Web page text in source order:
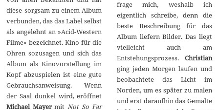
diese sorgsam zu einem Album
verbunden, das das Label selbst
als angelehnt an »Acid-Western
Filme« bezeichnet. Kino für die
Ohren sozusagen und sich das
Album als Kinovorstellung im
Kopf abzuspielen ist eine gute
Gebrauchsanweisung. Wenn
der Saal dunkel wird, eröffnet
Michael MayermitNot So Far
frage mich, weshalb ich
eigentlich schreibe, denn die
beste Beschreibung für das
Album liefern Bilder. Das liegt
vielleicht auch am
Entstehungsprozess. Christian
ging jeden Morgen laufen und
beobachtete das Licht im
Norden, um es später zu malen
und erst daraufhin das Gemalte